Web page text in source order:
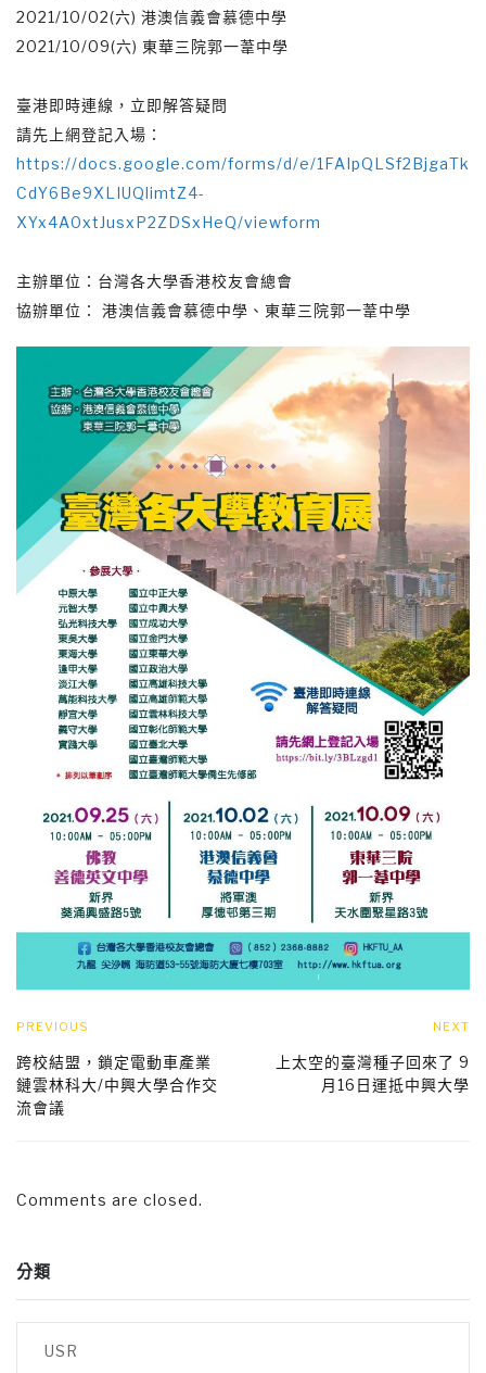
2021/10/02(六) 港澳信義會慕德中學
2021/10/09(六) 東華三院郭一葦中學
臺港即時連線，立即解答疑問
請先上網登記入場：
https://docs.google.com/forms/d/e/1FAIpQLSf2BjgaTk
CdY6Be9XLIUQlimtZ4-
XYx4A0xtJusxP2ZDSxHeQ/viewform
主辦單位：台灣各大學香港校友會總會
協辦單位： 港澳信義會慕德中學、東華三院郭一葦中學
PREVIOUS
跨校結盟，鎖定電動車產業
鏈雲林科大/中興大學合作交
流會議
NEXT
上太空的臺灣種子回來了 9
月16日運抵中興大學
Comments are closed.
分類
USR